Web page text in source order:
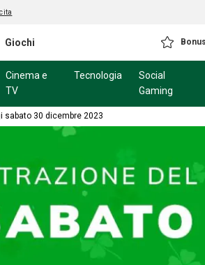
Giochi
Cinema e
TV
Tecnologia
Social
Gaming
sabato 30 dicembre 2023